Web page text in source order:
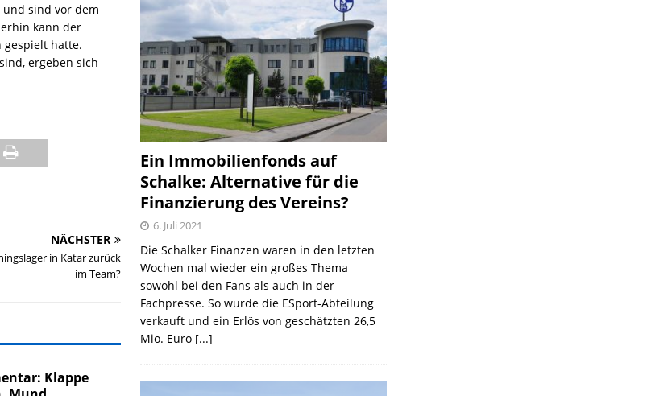
sind vor dem
kann der
gespielt hatte.
ergeben sich
NÄCHSTER
in Katar zurück
im Team?
Klappe
Ein Immobilienfonds auf
Schalke: Alternative für die
Finanzierung des Vereins?
6. Juli 2021
Die Schalker Finanzen waren in den letzten
Wochen mal wieder ein großes Thema
sowohl bei den Fans als auch in der
Fachpresse. So wurde die ESport-Abteilung
verkauft und ein Erlös von geschätzten 26,5
Mio. Euro [...]